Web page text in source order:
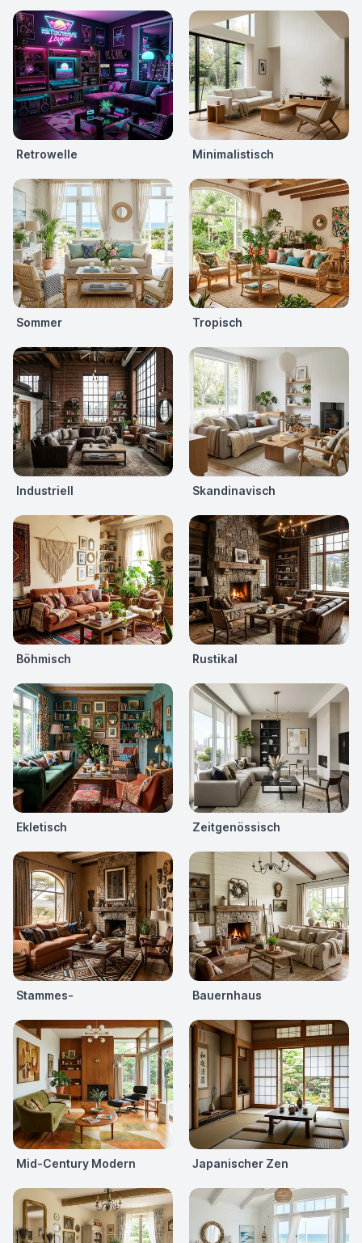
Retrowelle Minimalistisch
Sommer Tropisch
Industriell Skandinavisch
Böhmisch Rustikal
Ekletisch Zeitgenössisch
Stammes- Bauernhaus
Mid-Century Modern Japanischer Zen